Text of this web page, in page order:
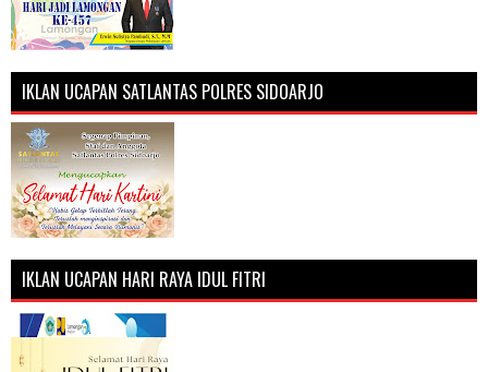
IKLAN UCAPAN SATLANTAS POLRES SIDOARJO
IKLAN UCAPAN HARI RAYA IDUL FITRI